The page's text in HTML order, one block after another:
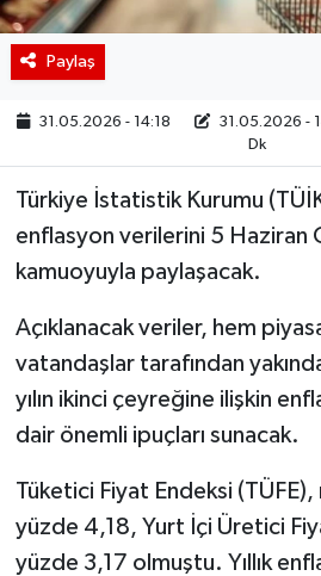
Paylaş
31.05.2026 - 14:18 31.05.2026 -
Dk
Türkiye İstatistik Kurumu
enflasyon verilerini 5 Haziran
kamuoyuyla paylaşacak.
Açıklanacak veriler, hem
vatandaşlar tarafından
yılın ikinci çeyreğine ilişkin
dair önemli ipuçları sunacak.
Tüketici Fiyat Endeksi (TÜFE),
yüzde 4,18, Yurt İçi Üretici
yüzde 3,17 olmuştu. Yıllık
İletişim